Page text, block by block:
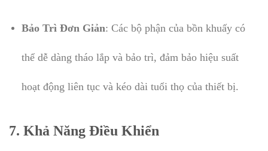
Bảo Trì Đơn Giản: Các bộ phận của bồn khuấy có
thể dễ dàng tháo lắp và bảo trì, đảm bảo hiệu suất
hoạt động liên tục và kéo dài tuổi thọ của thiết bị.
7. Khả Năng Điều Khiển